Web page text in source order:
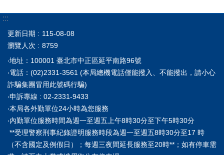
:::
更新日期
115-08-08
瀏覽人次
8759
‧地址：100001 臺北市中正區延平南路96號
‧電話：(02)2331-3561 (本局總機電話僅能撥入、不能撥出，請小心
詐騙集團冒用此號碼行騙)
‧申訴專線 : 02-2331-9433
‧本局各外勤單位24小時為您服務
‧內勤單位服務時間為週一至週五上午8時30分至下午5時30分
**受理警察刑事紀錄證明服務時段為週一至週五8時30分至17 時
（不含國定及例假日）；每週三夜間延長服務至20時**；如有停車需